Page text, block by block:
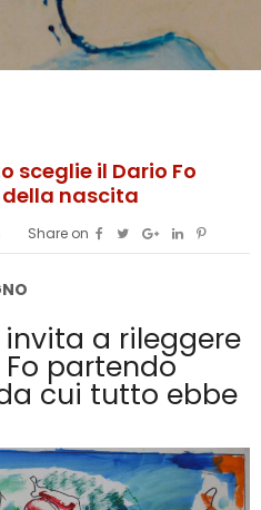
sceglie il Dario Fo
nascita
Share on
a rileggere
partendo
cui tutto ebbe